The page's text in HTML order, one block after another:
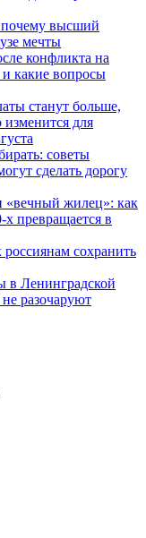
высший
мечты
конфликта на
и какие вопросы
станут больше,
изменится для
советы
сделать дорогу
«вечный жилец»: как
превращается в
сохранить
в Ленинградской
не разочаруют